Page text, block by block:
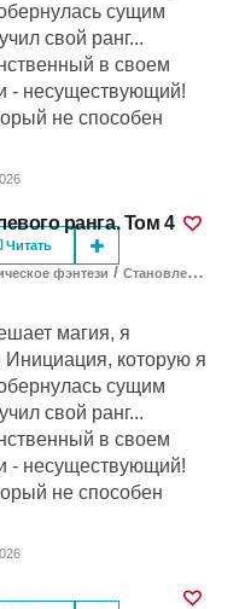
сущим
свой ранг...
в своем
- несуществующий!
не способен
Читать
ранга. Том 4
фэнтези / Становление героя
магия, я
Инициация, которую я
сущим
свой ранг...
в своем
- несуществующий!
не способен